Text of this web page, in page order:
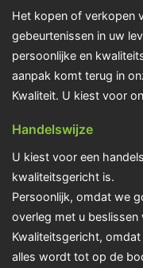
Het kopen of verkopen
gebeurtenissen in uw
persoonlijke en
aanpak komt terug in
Kwaliteit. U kiest voor
Handelswijze
U kiest voor een
kwaliteitsgericht is.
Persoonlijk, omdat we
overleg met u
Kwaliteitsgericht,
alles wordt tot op de